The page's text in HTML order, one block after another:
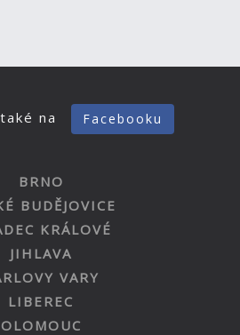
na Facebooku
BRNO
BUDĚJOVICE
KRÁLOVÉ
JIHLAVA
VARY
LIBEREC
OLOMOUC